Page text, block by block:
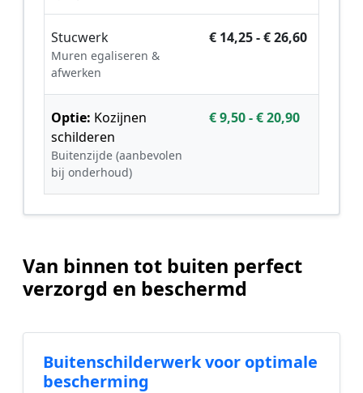
Stucwerk
Muren egaliseren &
afwerken
€ 14,25 - € 26,60
Optie: Kozijnen
schilderen
Buitenzijde (aanbevolen
bij onderhoud)
€ 9,50 - € 20,90
Van binnen tot buiten perfect
verzorgd en beschermd
Buitenschilderwerk voor optimale
bescherming